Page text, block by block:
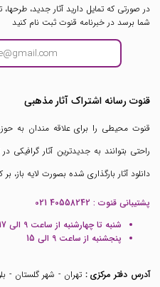
در صورتی که تمایل دارید آثار جدید،
شما برسد در خبرنامه قنوت ثبت نام کنید
قنوت رسانه اشتراک آثار مذهبی
قنوت محیطی را برای علاقه مندان به
راحتی بتوانند به جدیدترین آثار
دانلود آثار بارگذاری شده بصورت لایه باز،
پشتیبانی قنوت : 021 40558242
شنبه تا چهارشنبه از ساعت 9 الی 17
پنجشنبه از ساعت 9 الی 15
آدرس دفتر مرکزی :